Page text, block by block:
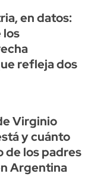
en datos:
los
refleja dos
Virginio
y cuánto
de los padres
Argentina